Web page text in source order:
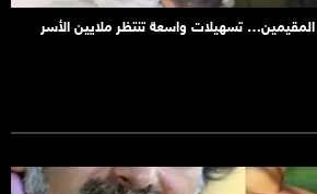
تسهيلات واسعة تنتظر ملايين الأسر